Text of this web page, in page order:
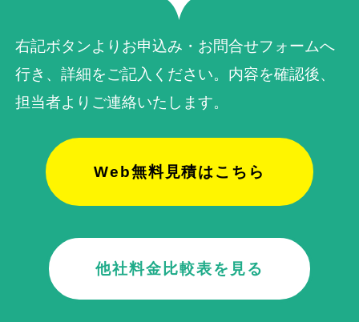
右記ボタンよりお申込み・お問合せフォームへ
行き、詳細をご記入ください。内容を確認後、
担当者よりご連絡いたします。
Web無料見積はこちら
他社料金比較表を見る